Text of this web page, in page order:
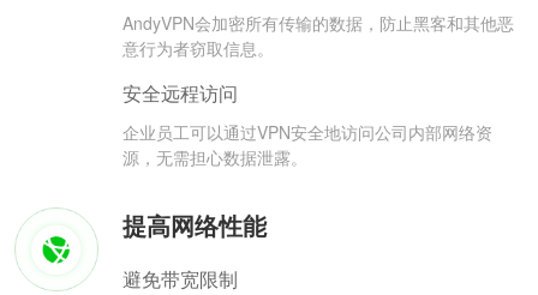
AndyVPN会加密所有传输的数据，防止黑客和其他恶
意行为者窃取信息。
安全远程访问
企业员工可以通过VPN安全地访问公司内部网络资
源，无需担心数据泄露。
提高网络性能
避免带宽限制